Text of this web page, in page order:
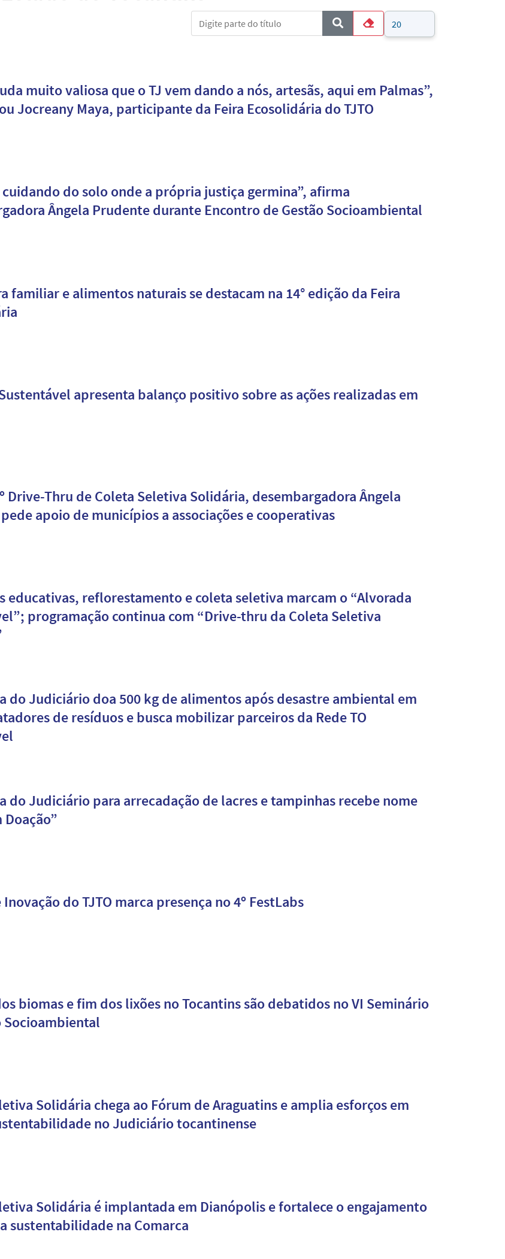
Digite parte do título
COM_CONTENT_FORM_FILTER_SUBMIT
Limpar
Mostrar #
muito valiosa que o TJ vem dando a nós, artesãs, aqui em Palmas”,
Jocreany Maya, participante da Feira Ecosolidária do TJTO
cuidando do solo onde a própria justiça germina”, afirma
Ângela Prudente durante Encontro de Gestão Socioambiental
familiar e alimentos naturais se destacam na 14° edição da Feira
apresenta balanço positivo sobre as ações realizadas em
Drive-Thru de Coleta Seletiva Solidária, desembargadora Ângela
apoio de municípios a associações e cooperativas
educativas, reflorestamento e coleta seletiva marcam o “Alvorada
continua com “Drive-thru da Coleta Seletiva
do Judiciário doa 500 kg de alimentos após desastre ambiental em
de resíduos e busca mobilizar parceiros da Rede TO
do Judiciário para arrecadação de lacres e tampinhas recebe nome
Doação”
do TJTO marca presença no 4º FestLabs
biomas e fim dos lixões no Tocantins são debatidos no VI Seminário
Socioambiental
Solidária chega ao Fórum de Araguatins e amplia esforços em
no Judiciário tocantinense
Solidária é implantada em Dianópolis e fortalece o engajamento
sustentabilidade na Comarca